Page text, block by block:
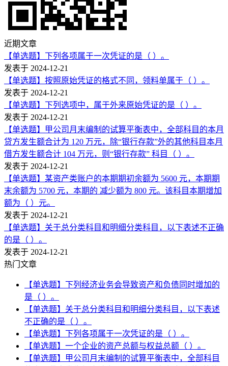
近期文章
【单选题】下列各项属于一次凭证的是（ ）。
发表于 2024-12-21
【单选题】按照原始凭证的格式不同，领料单属于（ ）。
发表于 2024-12-21
【单选题】下列选项中，属于外来原始凭证的是（ ）。
发表于 2024-12-21
【单选题】甲公司月末编制的试算平衡表中，全部科目的本月
贷方发生额合计为 120 万元，除“银行存款”外的其他科目本月
借方发生额合计 104 万元，则“银行存款” 科目（ ）。
发表于 2024-12-21
【单选题】某资产类账户的本期期初余额为 5600 元，本期期
末余额为 5700 元，本期的 减少额为 800 元。该科目本期增加
额为（ ）元。
发表于 2024-12-21
【单选题】关于总分类科目和明细分类科目，以下表述不正确
的是（ ）。
发表于 2024-12-21
热门文章
【单选题】下列经济业务会导致资产和负债同时增加的
是（ ）。
【单选题】关于总分类科目和明细分类科目，以下表述
不正确的是（ ）。
【单选题】下列各项属于一次凭证的是（ ）。
【单选题】一个企业的资产总额与权益总额（ ）。
【单选题】甲公司月末编制的试算平衡表中，全部科目